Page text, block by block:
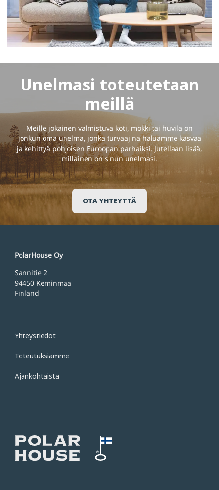
Unelmasi toteutetaan
meillä
Meille jokainen valmistuva koti, mökki tai huvila on
jonkun oma unelma, jonka turvaajina haluamme kasvaa
ja kehittyä pohjoisen Euroopan parhaiksi. Jutellaan lisää,
millainen on sinun unelmasi.
OTA YHTEYTTÄ
PolarHouse Oy
Sannitie 2
94450 Keminmaa
Finland
Yhteystiedot
Toteutuksiamme
Ajankohtaista